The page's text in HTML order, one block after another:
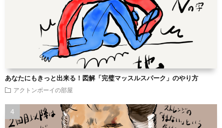
あなたにもきっと出来る！図解「完璧マッスルスパーク」のやり方
アクトンボーイの部屋